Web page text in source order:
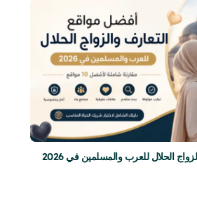
أفضل مواقع التعارف والزواج الحلال للعرب والمسلمين في 2026